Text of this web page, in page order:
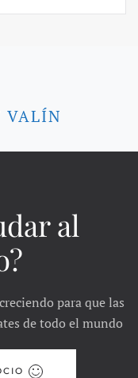
VALÍN
al
para que las
de todo el mundo